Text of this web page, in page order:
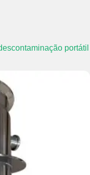
portátil